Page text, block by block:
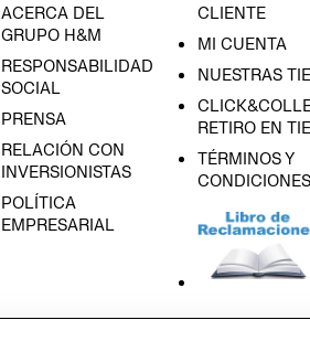
ACERCA DEL
GRUPO H&M
RESPONSABILIDAD
SOCIAL
PRENSA
RELACIÓN CON
INVERSIONISTAS
POLÍTICA
EMPRESARIAL
CLIENTE
MI CUENTA
NUESTRAS
RETIRO EN
TÉRMINOS Y
CONDICIONES